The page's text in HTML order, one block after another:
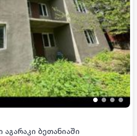
••••
აგარაკი ბეთანიაში